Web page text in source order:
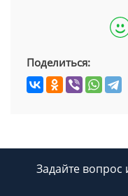
Поделиться:
Задайте вопрос